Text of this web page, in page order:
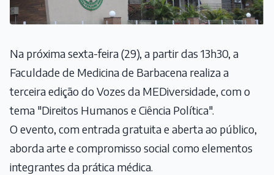
Na próxima sexta-feira (29), a partir das 13h30, a
Faculdade de Medicina de Barbacena realiza a
terceira edição do Vozes da MEDiversidade, com o
tema "Direitos Humanos e Ciência Política".
O evento, com entrada gratuita e aberta ao público,
aborda arte e compromisso social como elementos
integrantes da prática médica.